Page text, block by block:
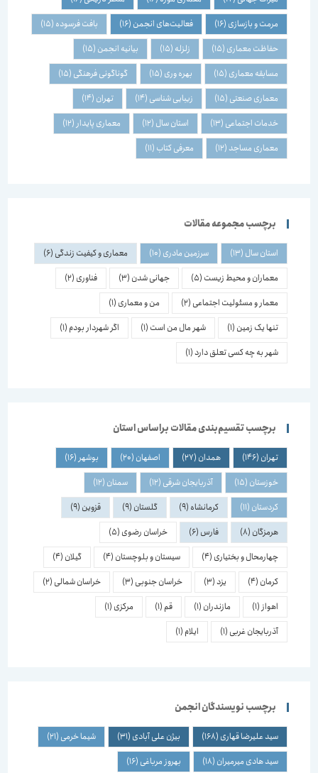
مرمت و بازسازی(16) فعالیت‌های انجمن(16) بافت فرسوده(15)
حفاظت معماری(15) زلزله(15) بیانیه انجمن(15)
مسابقه معماری(15) بهره وری(15) گوناگونی فرهنگی(15)
معماری صنعتی(15) زیبایی شناسی(14) تهران(14)
خدمات اجتماعی(13) استان سال(12) معماری پایدار(12)
معماری مساجد(12) معرفی کتاب(11)
برچسب مجموعه مقالات
استان سال(13) سرزمین مادری(10) معماری و کیفیت زندگی(6)
معماران و محیط زیست(5) جهانی شدن(3) فناوری(2)
معمار و مسئولیت اجتماعی(2) من و معماری(1)
تنها یک زمین(1) شهر مال من است(1) اگر شهردار بودم(1)
شهر به چه کسی تعلق دارد(1)
برچسب تقسیم‌بندی مقالات براساس استان
تهران(146) همدان(27) اصفهان(20) بوشهر(16)
خوزستان(15) آذربایجان شرقی(12) سمنان(12)
کردستان(11) کرمانشاه(9) گلستان(9) قزوین(9)
هرمزگان(8) فارس(6) خراسان رضوی(5)
چهارمحال و بختیاری(4) سیستان و بلوچستان(4) گیلان(4)
کرمان(4)
(3) خراسان جنوبی(3) خراسان شمالی(2)
اهواز(1) مازندران(1)
(1) مرکزی(1)
آذربایجان غربی(1) ایلام(1)
برچسب نویسندگان انجمن
سید علیرضا قهاری(168) بیژن علی آبادی(31) شیما خرمی(21)
سید هادی میرمیران(18) بهروز مرباغی(16)